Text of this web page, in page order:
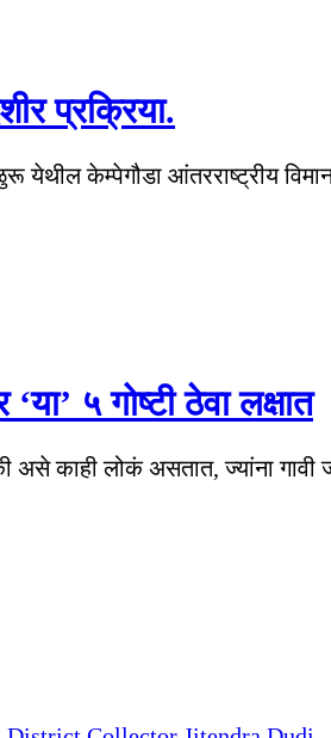
प्रक्रिया.
येथील केम्पेगौडा आंतरराष्ट्रीय
५ गोष्टी ठेवा लक्षात
काही लोकं असतात, ज्यांना गावी